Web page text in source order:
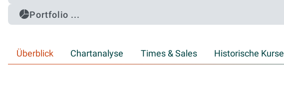
Portfolio ...
Überblick Chartanalyse Times & Sales Historische Kurse